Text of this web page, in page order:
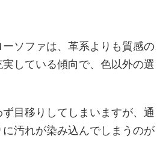
ソファは、革系よりも質感の
している傾向で、色以外の選
目移りしてしまいますが、通
汚れが染み込んでしまうのが